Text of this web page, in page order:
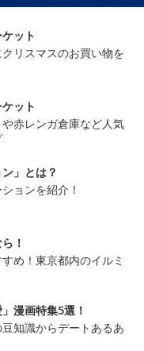
ット
リスマスのお買い物を
ット
赤レンガ倉庫など人気
」とは？
ョンを紹介！
！
め！東京都内のイルミ
漫画特集5選！
知識からデートあるあ